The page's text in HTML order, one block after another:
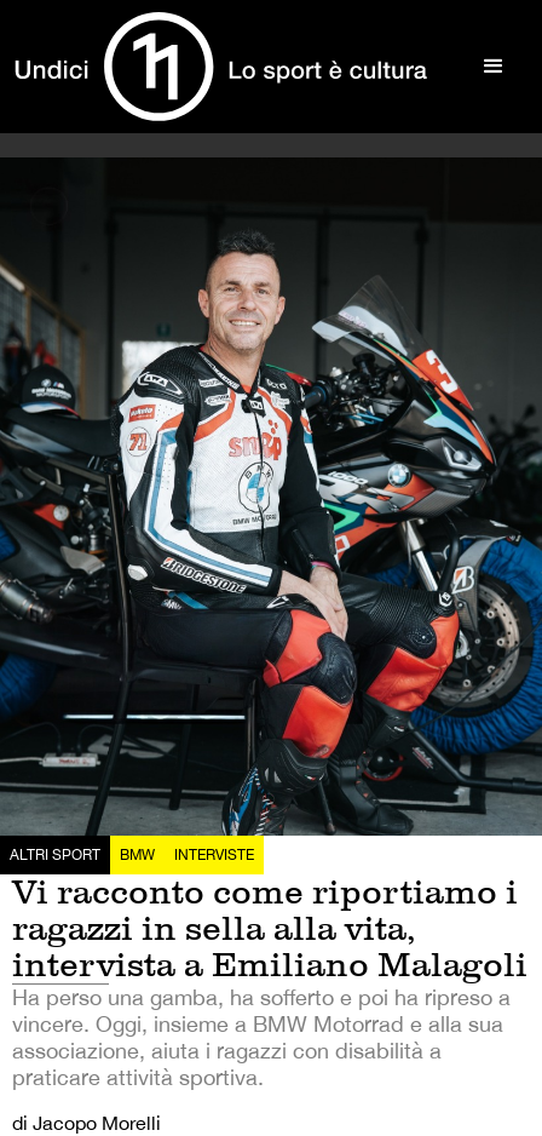
ALTRI SPORT BMW INTERVISTE
Vi racconto come riportiamo i
ragazzi in sella alla vita,
intervista a Emiliano Malagoli
Ha perso una gamba, ha sofferto e poi ha ripreso a
vincere. Oggi, insieme a BMW Motorrad e alla sua
associazione, aiuta i ragazzi con disabilità a
praticare attività sportiva.
di Jacopo Morelli